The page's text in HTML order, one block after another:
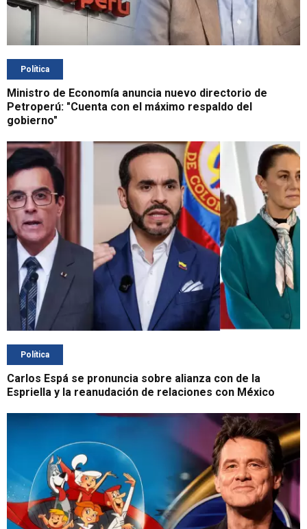
Política
Ministro de Economía anuncia nuevo directorio de
Petroperú: "Cuenta con el máximo respaldo del
gobierno"
Política
Carlos Espá se pronuncia sobre alianza con de la
Espriella y la reanudación de relaciones con México